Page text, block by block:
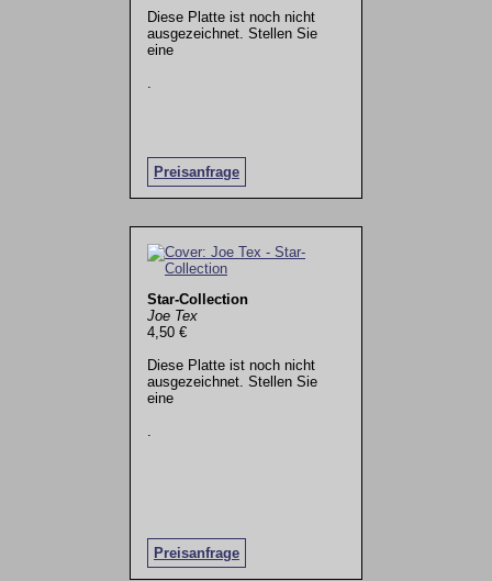
Diese Platte ist noch nicht
ausgezeichnet. Stellen Sie
eine
Preisanfrage
Star-Collection
Joe Tex
4,50 €
Diese Platte ist noch nicht
ausgezeichnet. Stellen Sie
eine
Preisanfrage
.